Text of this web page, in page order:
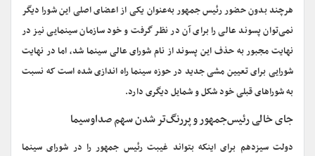
هرچند بدون حضور رئیس جمهور به‌عنوان یکی از اعضای اصلی این شورا دیگر
نمی‌توان پسوند عالی را برای آن در نظر گرفت و خود سازمان سینمایی نیز در
نهایت مجبور به حذف این پسوند از نام شورای عالی سینما شد، اما در نهایت
شورایی برای تعیین مشی جدید در حوزه سینما راه اندازی شده است که نسبت
به شوراهای قبلی خود شکل و شمایل دیگری دارد.
جای خالی رئیس‌جمهور و پررنگ‌تر شدن سهم صداوسیما
دولت سیزدهم برای اینکه بتواند غیبت رئیس جمهور را در شورای سینما